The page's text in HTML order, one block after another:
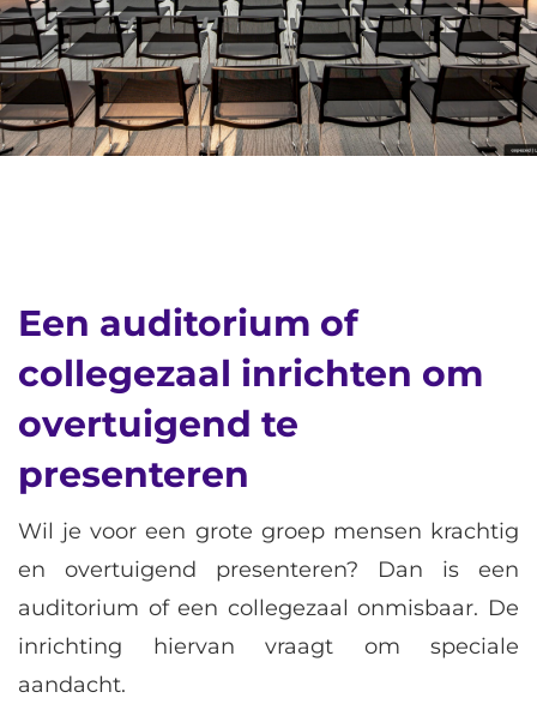
Een auditorium of
collegezaal inrichten om
overtuigend te
presenteren
Wil je voor een grote groep mensen krachtig
en overtuigend presenteren? Dan is een
auditorium of een collegezaal onmisbaar. De
inrichting hiervan vraagt om speciale
aandacht.